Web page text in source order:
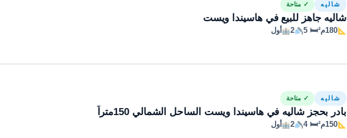
شاليه ✓ متاحة
شاليه جاهز للبيع في هاسيندا ويست
180م² 🛏 5
2 أول
شاليه ✓ متاحة
بادر بحجز شاليه في هاسيندا ويست الساحل الشمالي 150متراً
150م² 🛏 4
2 أول